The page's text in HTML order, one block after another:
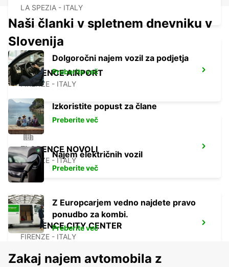
LA SPEZIA - ITALY
FLORENCE AIRPORT
FIRENZE - ITALY
FLORENCE NOVOLI
FIRENZE - ITALY
FLORENCE CITY CENTER
FIRENZE - ITALY
Naši članki v spletnem dnevniku v
Slovenija
Dolgoročni najem vozil za podjetja
Preberite več
Izkoristite popust za člane
Preberite več
Najem električnih vozil
Preberite več
Z Europcarjem vedno najdete pravo
ponudbo za kombi.
Preberite več
Zakaj najem avtomobila z